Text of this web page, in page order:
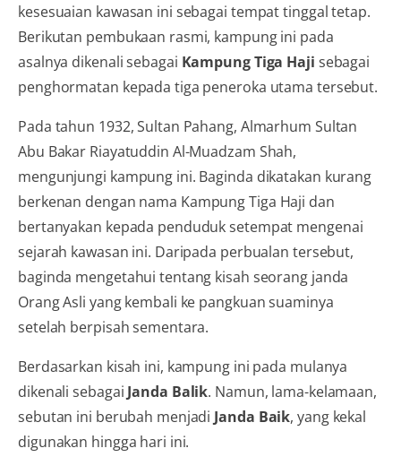
kesesuaian kawasan ini sebagai tempat tinggal tetap.
Berikutan pembukaan rasmi, kampung ini pada
asalnya dikenali sebagai Kampung Tiga Haji sebagai
penghormatan kepada tiga peneroka utama tersebut.
Pada tahun 1932, Sultan Pahang, Almarhum Sultan
Abu Bakar Riayatuddin Al-Muadzam Shah,
mengunjungi kampung ini. Baginda dikatakan kurang
berkenan dengan nama Kampung Tiga Haji dan
bertanyakan kepada penduduk setempat mengenai
sejarah kawasan ini. Daripada perbualan tersebut,
baginda mengetahui tentang kisah seorang janda
Orang Asli yang kembali ke pangkuan suaminya
setelah berpisah sementara.
Berdasarkan kisah ini, kampung ini pada mulanya
dikenali sebagai Janda Balik. Namun, lama-kelamaan,
sebutan ini berubah menjadi Janda Baik, yang kekal
digunakan hingga hari ini.